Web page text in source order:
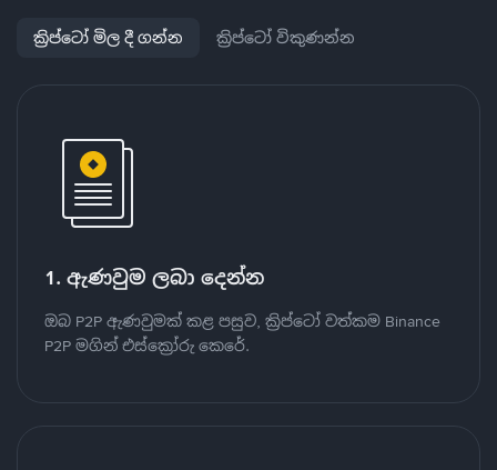
ක්‍රිප්ටෝ මිල දී ගන්න ක්‍රිප්ටෝ විකුණන්න
1. ඇණවුම ලබා දෙන්න
ඔබ P2P ඇණවුමක් කළ පසුව, ක්‍රිප්ටෝ වත්කම Binance
P2P මගින් එස්ක්‍රෝරු කෙරේ.